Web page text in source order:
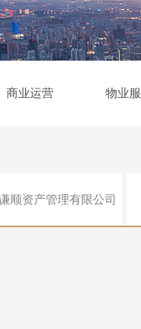
商业运营 物业
顺资产管理有限公司